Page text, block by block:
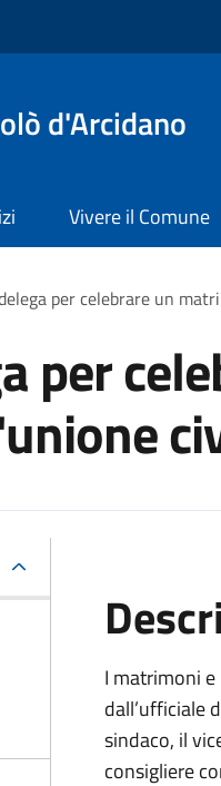
d'Arcidano
Vivere il Comune
per celebrare un
per
I matrimoni
dall’ufficiale
sindaco, il
consigliere